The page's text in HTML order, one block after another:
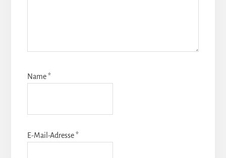
Name*
E-Mail-Adresse*